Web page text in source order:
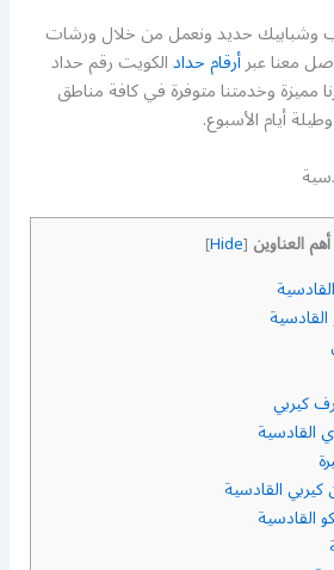
وشبابيك حديد ونعمل من خلال ورشات
معنا عبرأرقام حدادالكويت رقم حداد
مميزة وخدمتنا متوفرة في كافة مناطق
أيام الأسبوع.
أهم العناوين [
Hide
]
كيربي
القادسية
القادسية
القادسية